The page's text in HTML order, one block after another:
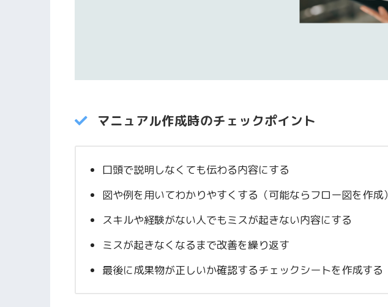
マニュアル作成時のチェックポイント
口頭で説明しなくても伝わる内容にする
図や例を用いてわかりやすくする（可能ならフロー図を作成）
スキルや経験がない人でもミスが起きない内容にする
ミスが起きなくなるまで改善を繰り返す
最後に成果物が正しいか確認するチェックシートを作成する